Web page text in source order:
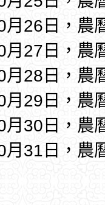
月26日，農
月27日，農
月28日，農
月29日，農
月30日，農
月31日，農